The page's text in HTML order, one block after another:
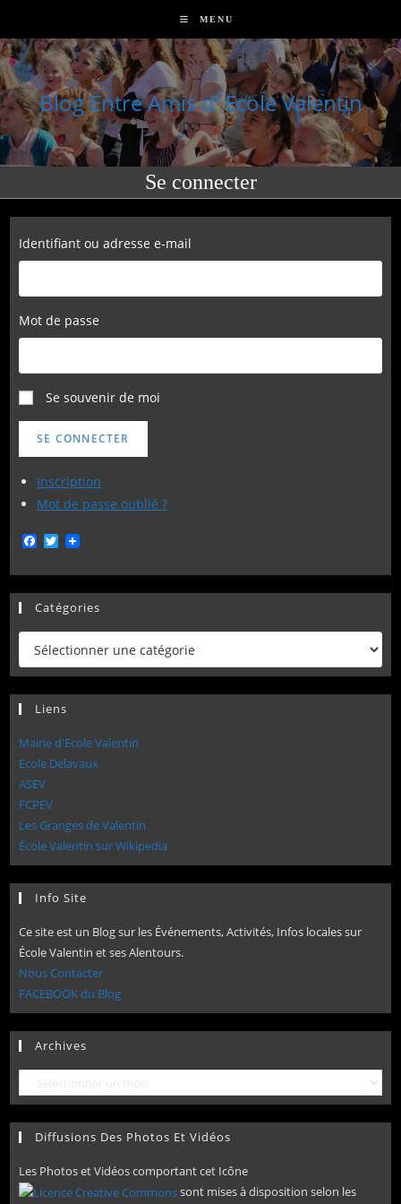
content
MENU
Blog Entre Amis d' Ecole Valentin
Se connecter
Identifiant ou adresse e-mail
Mot de passe
Se souvenir de moi
SE CONNECTER
Inscription
Mot de passe oublié ?
F
b
o
o
k
T
t
e
r
Catégories
Catégories
Liens
Mairie d'Ecole Valentin
Ecole Delavaux
ASEV
FCPEV
Les Granges de Valentin
École Valentin sur Wikipedia
Info Site
Ce site est un Blog sur les Événements, Activités, Infos locales sur
École Valentin et ses Alentours.
Nous Contacter
FACEBOOK du Blog
Archives
Diffusions Des Photos Et Vidéos
Les Photos et Vidéos comportant cet Icône
sont mises à disposition selon les